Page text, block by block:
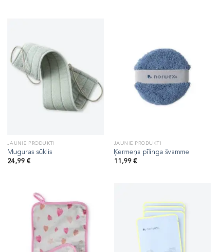
JAUNIE PRODUKTI
Muguras sūklis
24,99 €
JAUNIE PRODUKTI
Ķermeņa pīlinga švamme
11,99 €